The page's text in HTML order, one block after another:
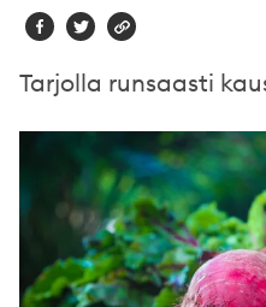
Tarjolla runsaasti